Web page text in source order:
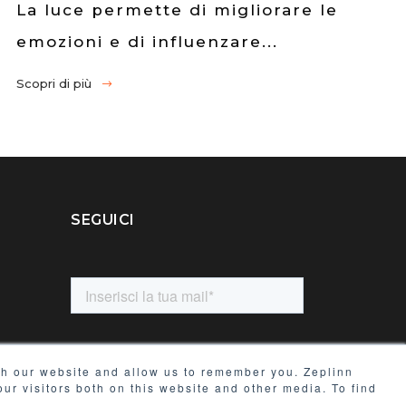
our website and allow us to remember you. Zeplinn
visitors both on this website and other media. To find
La luce permette di migliorare le
emozioni e di influenzare...
Scopri di più
SEGUICI